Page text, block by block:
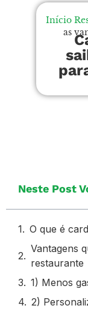
Início
as
Neste Post
O que é
Vantagens
restaurante
1) Menos
2)